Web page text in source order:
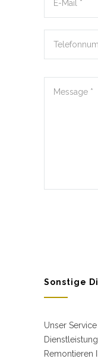
Sonstige
Unser
Remontieren